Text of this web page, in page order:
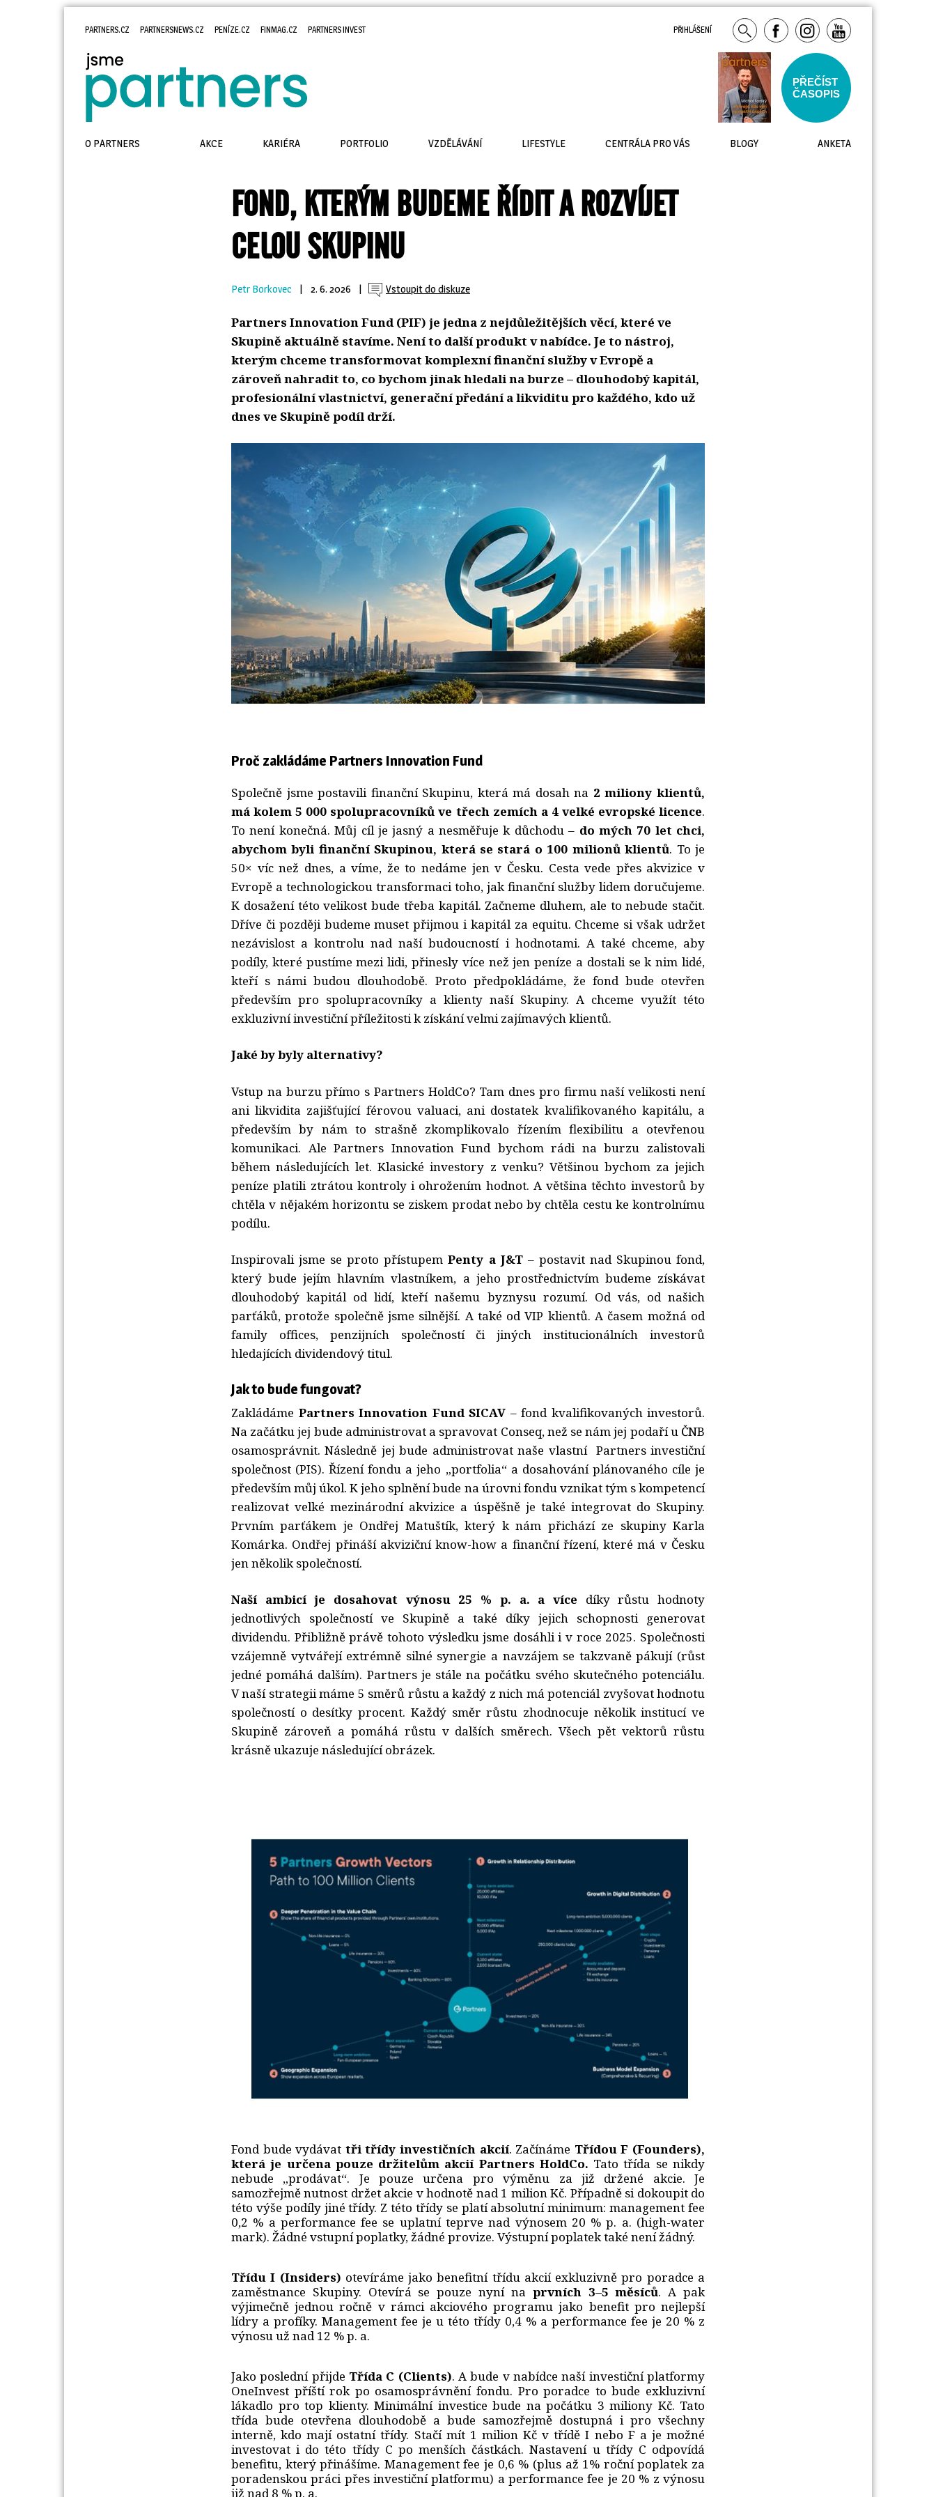
FOND, KTERÝM BUDEME ŘÍDIT A ROZVÍJET
CELOU SKUPINU
Petr Borkovec | 2. 6. 2026 | Vstoupit do diskuze
Partners Innovation Fund (PIF) je jedna z nejdůležitějších věcí, které ve
Skupině aktuálně stavíme. Není to další produkt v nabídce. Je to nástroj,
kterým chceme transformovat komplexní finanční služby v Evropě a
zároveň nahradit to, co bychom jinak hledali na burze – dlouhodobý kapitál,
profesionální vlastnictví, generační předání a likviditu pro každého, kdo už
dnes ve Skupině podíl drží.
Proč zakládáme Partners Innovation Fund
Společně jsme postavili finanční Skupinu, která má dosah na 2 miliony klientů,
má kolem 5 000 spolupracovníků ve třech zemích a 4 velké evropské licence.
To není konečná. Můj cíl je jasný a nesměřuje k důchodu – do mých 70 let chci,
abychom byli finanční Skupinou, která se stará o 100 milionů klientů. To je
50× víc než dnes, a víme, že to nedáme jen v Česku. Cesta vede přes akvizice v
Evropě a technologickou transformaci toho, jak finanční služby lidem doručujeme.
K dosažení této velikost bude třeba kapitál. Začneme dluhem, ale to nebude stačit.
Dříve či později budeme muset přijmou i kapitál za equitu. Chceme si však udržet
nezávislost a kontrolu nad naší budoucností i hodnotami. A také chceme, aby
podíly, které pustíme mezi lidi, přinesly více než jen peníze a dostali se k nim lidé,
kteří s námi budou dlouhodobě. Proto předpokládáme, že fond bude otevřen
především pro spolupracovníky a klienty naší Skupiny. A chceme využít této
exkluzivní investiční příležitosti k získání velmi zajímavých klientů.
Jaké by byly alternativy?
Vstup na burzu přímo s Partners HoldCo? Tam dnes pro firmu naší velikosti není
ani likvidita zajišťující férovou valuaci, ani dostatek kvalifikovaného kapitálu, a
především by nám to strašně zkomplikovalo řízením flexibilitu a otevřenou
komunikaci. Ale Partners Innovation Fund bychom rádi na burzu zalistovali
během následujících let. Klasické investory z venku? Většinou bychom za jejich
peníze platili ztrátou kontroly i ohrožením hodnot. A většina těchto investorů by
chtěla v nějakém horizontu se ziskem prodat nebo by chtěla cestu ke kontrolnímu
podílu.
Inspirovali jsme se proto přístupemPenty a J&T– postavit nad Skupinou fond,
který bude jejím hlavním vlastníkem, a jeho prostřednictvím budeme získávat
dlouhodobý kapitál od lidí, kteří našemu byznysu rozumí. Od vás, od našich
parťáků, protože společně jsme silnější. A také od VIP klientů. A časem možná od
family offices, penzijních společností či jiných institucionálních investorů
hledajících dividendový titul.
Jak to bude fungovat?
Zakládáme Partners Innovation Fund SICAV – fond kvalifikovaných investorů.
Na začátku jej bude administrovat a spravovat Conseq, než se nám jej podaří u ČNB
osamosprávnit. Následně jej bude administrovat naše vlastní Partners investiční
společnost (PIS). Řízení fondu a jeho „portfolia“ a dosahování plánovaného cíle je
především můj úkol. K jeho splnění bude na úrovni fondu vznikat tým s kompetencí
realizovat velké mezinárodní akvizice a úspěšně je také integrovat do Skupiny.
Prvním parťákem je Ondřej Matuštík, který k nám přichází ze skupiny Karla
Komárka. Ondřej přináší akviziční know-how a finanční řízení, které má v Česku
jen několik společností.
Naší ambicí je dosahovat výnosu 25 % p. a. a více díky růstu hodnoty
jednotlivých společností ve Skupině a také díky jejich schopnosti generovat
dividendu. Přibližně právě tohoto výsledku jsme dosáhli i v roce 2025. Společnosti
vzájemně vytvářejí extrémně silné synergie a navzájem se takzvaně pákují (růst
jedné pomáhá dalším). Partners je stále na počátku svého skutečného potenciálu.
V naší strategii máme 5 směrů růstu a každý z nich má potenciál zvyšovat hodnotu
společností o desítky procent. Každý směr růstu zhodnocuje několik institucí ve
Skupině zároveň a pomáhá růstu v dalších směrech. Všech pět vektorů růstu
krásně ukazuje následující obrázek.
Fond bude vydávat tři třídy investičních akcií. Začínáme Třídou F (Founders),
která je určena pouze držitelům akcií Partners HoldCo. Tato třída se nikdy
nebude „prodávat“. Je pouze určena pro výměnu za již držené akcie. Je
samozřejmě nutnost držet akcie v hodnotě nad 1 milion Kč. Případně si dokoupit do
této výše podíly jiné třídy. Z této třídy se platí absolutní minimum: management fee
0,2 % a performance fee se uplatní teprve nad výnosem 20 % p. a. (high-water
mark). Žádné vstupní poplatky, žádné provize. Výstupní poplatek také není žádný.
Třídu I (Insiders) otevíráme jako benefitní třídu akcií exkluzivně pro poradce a
zaměstnance Skupiny. Otevírá se pouze nyní na prvních 3–5 měsíců. A pak
výjimečně jednou ročně v rámci akciového programu jako benefit pro nejlepší
lídry a profíky. Management fee je u této třídy 0,4 % a performance fee je 20 % z
výnosu už nad 12 % p. a.
Jako poslední přijde Třída C (Clients). A bude v nabídce naší investiční platformy
OneInvest příští rok po osamosprávnění fondu. Pro poradce to bude exkluzivní
lákadlo pro top klienty. Minimální investice bude na počátku 3 miliony Kč. Tato
třída bude otevřena dlouhodobě a bude samozřejmě dostupná i pro všechny
interně, kdo mají ostatní třídy. Stačí mít 1 milion Kč v třídě I nebo F a je možné
investovat i do této třídy C po menších částkách. Nastavení u třídy C odpovídá
benefitu, který přinášíme. Management fee je 0,6 % (plus až 1% roční poplatek za
poradenskou práci přes investiční platformu) a performance fee je 20 % z výnosu
již nad 8 % p. a.
PARTNERS.CZ PARTNERSNEWS.CZ PENÍZE.CZ FINMAG.CZ PARTNERS INVEST PŘIHLÁŠENÍ
PŘEČÍST
ČASOPIS
O PARTNERS AKCE KARIÉRA PORTFOLIO VZDĚLÁVÁNÍ LIFESTYLE CENTRÁLA PRO VÁS BLOGY ANKETA